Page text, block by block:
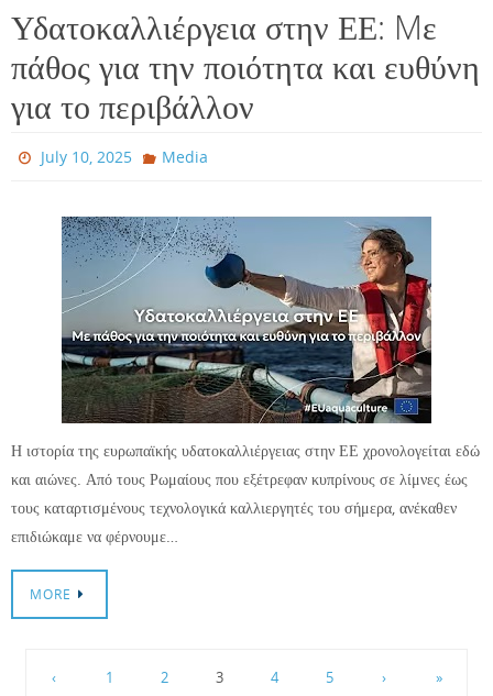
Υδατοκαλλιέργεια στην ΕΕ: Mε
πάθος για την ποιότητα και ευθύνη
για το περιβάλλον
July 10, 2025 Media
Η ιστορία της ευρωπαϊκής υδατοκαλλιέργειας στην ΕΕ χρονολογείται εδώ
και αιώνες. Από τους Ρωμαίους που εξέτρεφαν κυπρίνους σε λίμνες έως
τους καταρτισμένους τεχνολογικά καλλιεργητές του σήμερα, ανέκαθεν
επιδιώκαμε να φέρνουμε…
MORE
‹ 1 2 3 4 5 › »